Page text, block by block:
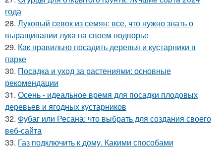
года
28. Луковый севок из семян: все, что нужно знать о
выращивании лука на своем подворье
29. Как правильно посадить деревья и кустарники в
парке
30. Посадка и уход за растениями: основные
рекомендации
31. Осень - идеальное время для посадки плодовых
деревьев и ягодных кустарников
32. Фубаг или Ресана: что выбрать для создания своего
веб-сайта
33. Газ подключить к дому. Какими способами